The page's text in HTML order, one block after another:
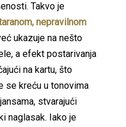
Takvo je
nepravilnom
ukazuje na nešto
a efekt postarivanja
na kartu, što
se kreću u tonovima
stvarajući
naglasak. Iako je